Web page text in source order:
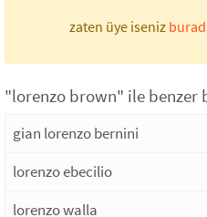
zaten üye iseniz
"lorenzo brown" ile benzer
gian lorenzo bernini
lorenzo ebecilio
lorenzo walla